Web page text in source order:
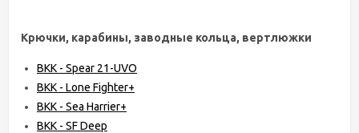
Крючки, карабины, заводные кольца, вертлюжки
BKK - Spear 21-UVO
BKK - Lone Fighter+
BKK - Sea Harrier+
BKK - SF Deep